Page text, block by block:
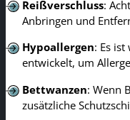
Reißverschluss:
Anbringen und
Hypoallergen: Es
entwickelt, um
Bettwanzen: Wenn
zusätzliche